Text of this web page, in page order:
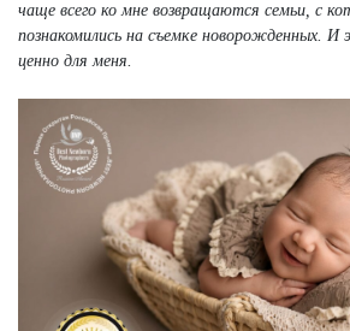
чаще всего ко мне возвращаются семьи, с
познакомились на съемке новорожденных. И
ценно для меня.